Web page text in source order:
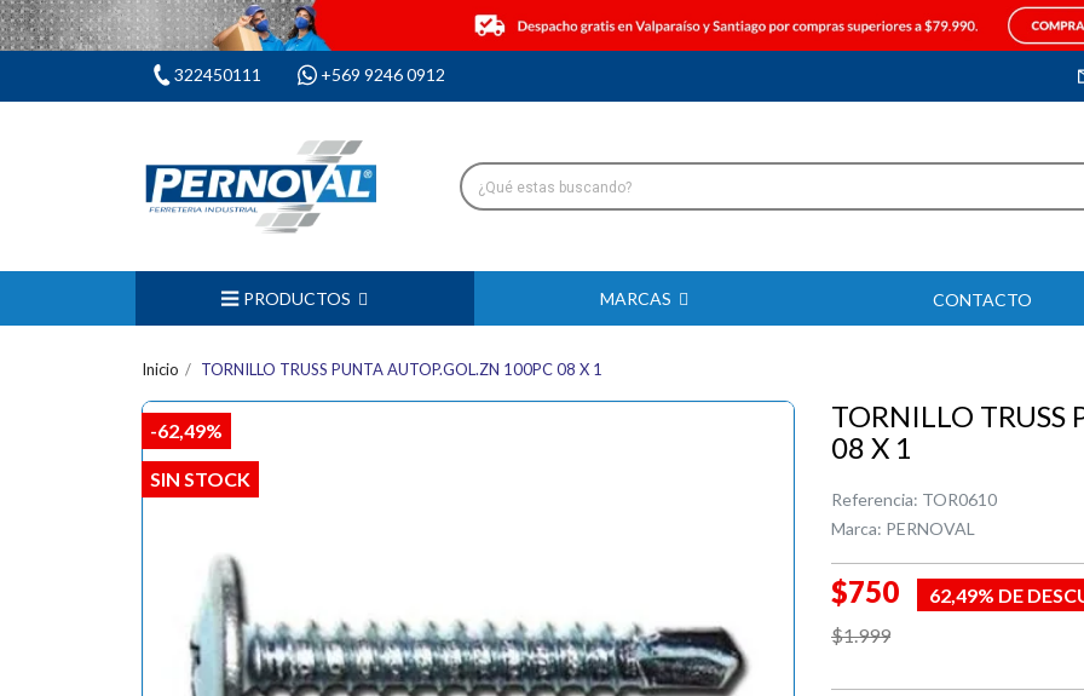
322450111 +569 9246 0912
PRODUCTOS MARCAS CONTACTO
Inicio TORNILLO TRUSS PUNTA AUTOP.GOL.ZN 100PC 08 X 1
-62,49%
SIN STOCK
TORNILLO TRUSS
08 X 1
Referencia: TOR0610
Marca: PERNOVAL
$750
62,49% DE
$1.999